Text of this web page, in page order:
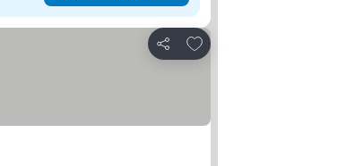
Κοινοποίηση
Προσθήκη στα αγαπημένα